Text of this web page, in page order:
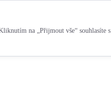
na „Přijmout vše“ souhlasíte s